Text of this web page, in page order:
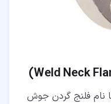
)
نام فلنج گردن جوش